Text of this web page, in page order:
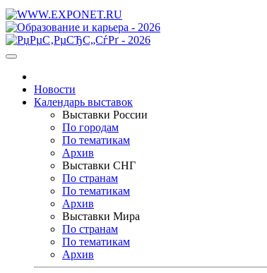
Новости
Календарь выставок
Выставки России
По городам
По тематикам
Архив
Выставки СНГ
По странам
По тематикам
Архив
Выставки Мира
По странам
По тематикам
Архив